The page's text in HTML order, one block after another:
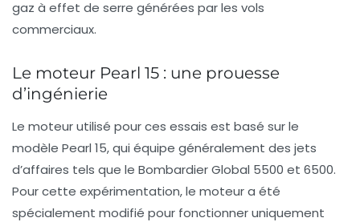
gaz à effet de serre générées par les vols
commerciaux.
Le moteur Pearl 15 : une prouesse
d’ingénierie
Le moteur utilisé pour ces essais est basé sur le
modèle Pearl 15, qui équipe généralement des jets
d’affaires tels que le Bombardier Global 5500 et 6500.
Pour cette expérimentation, le moteur a été
spécialement modifié pour fonctionner uniquement